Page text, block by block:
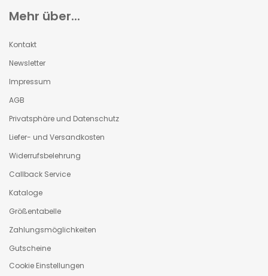
Mehr über...
Kontakt
Newsletter
Impressum
AGB
Privatsphäre und Datenschutz
Liefer- und Versandkosten
Widerrufsbelehrung
Callback Service
Kataloge
Größentabelle
Zahlungsmöglichkeiten
Gutscheine
Cookie Einstellungen